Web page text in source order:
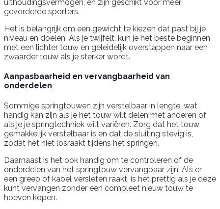
uithoudingsvermogen, en zijn geschikt voor meer
gevorderde sporters.
Het is belangrijk om een gewicht te kiezen dat past bij je
niveau en doelen. Als je twijfelt, kun je het beste beginnen
met een lichter touw en geleidelijk overstappen naar een
zwaarder touw als je sterker wordt.
Aanpasbaarheid en vervangbaarheid van
onderdelen
Sommige springtouwen zijn verstelbaar in lengte, wat
handig kan zijn als je het touw wilt delen met anderen of
als je je springtechniek wilt variëren. Zorg dat het touw
gemakkelijk verstelbaar is en dat de sluiting stevig is,
zodat het niet losraakt tijdens het springen.
Daarnaast is het ook handig om te controleren of de
onderdelen van het springtouw vervangbaar zijn. Als er
een greep of kabel versleten raakt, is het prettig als je deze
kunt vervangen zonder een compleet nieuw touw te
hoeven kopen.